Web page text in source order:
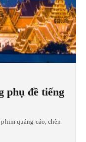
phụ đề tiếng
quảng cáo, chèn